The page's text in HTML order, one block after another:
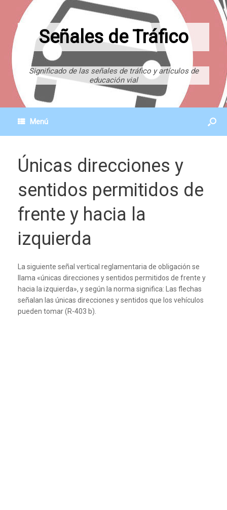
Señales de Tráfico
Significado de las señales de tráfico y artículos de
educación vial
Menú
Únicas direcciones y
sentidos permitidos de
frente y hacia la
izquierda
La siguiente señal vertical reglamentaria de obligación se
llama «únicas direcciones y sentidos permitidos de frente y
hacia la izquierda», y según la norma significa: Las flechas
señalan las únicas direcciones y sentidos que los vehículos
pueden tomar (R-403 b).